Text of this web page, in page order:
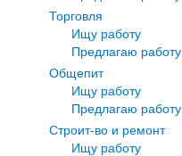
Торговля
Ищу работу
Предлагаю работу
Общепит
Ищу работу
Предлагаю работу
Строит-во и ремонт
Ищу работу